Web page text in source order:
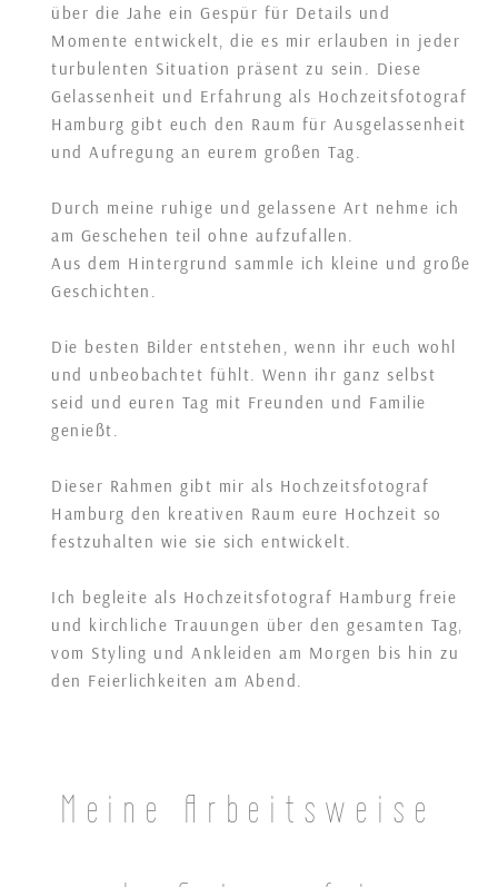
über die Jahe ein Gespür für Details und
Momente entwickelt, die es mir erlauben in jeder
turbulenten Situation präsent zu sein. Diese
Gelassenheit und Erfahrung als Hochzeitsfotograf
Hamburg gibt euch den Raum für Ausgelassenheit
und Aufregung an eurem großen Tag.
Durch meine ruhige und gelassene Art nehme ich
am Geschehen teil ohne aufzufallen.
Aus dem Hintergrund sammle ich kleine und große
Geschichten.
Die besten Bilder entstehen, wenn ihr euch wohl
und unbeobachtet fühlt. Wenn ihr ganz selbst
seid und euren Tag mit Freunden und Familie
genießt.
Dieser Rahmen gibt mir als Hochzeitsfotograf
Hamburg den kreativen Raum eure Hochzeit so
festzuhalten wie sie sich entwickelt.
Ich begleite als Hochzeitsfotograf Hamburg freie
und kirchliche Trauungen über den gesamten Tag,
vom Styling und Ankleiden am Morgen bis hin zu
den Feierlichkeiten am Abend.
Meine Arbeitsweise